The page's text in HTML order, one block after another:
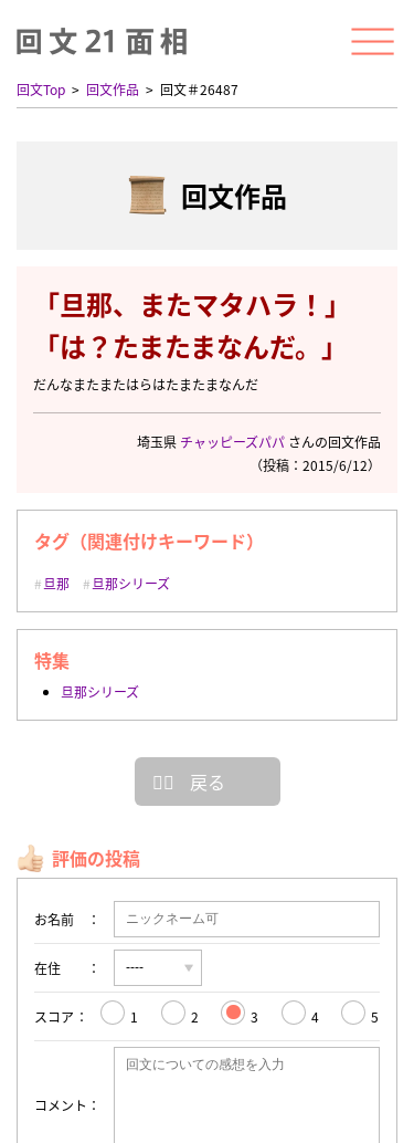
回文Top 回文作品 回文＃26487
回文作品
「旦那、またマタハラ！」
「は？たまたまなんだ。」
だんなまたまたはらはたまたまなんだ
埼玉県 チャッピーズパパ さんの回文作品
（投稿：2015/6/12）
タグ（関連付けキーワード）
旦那 旦那シリーズ
特集
旦那シリーズ
戻る
評価の投稿
お名前
在住
スコア 1 2 3 4 5
コメント